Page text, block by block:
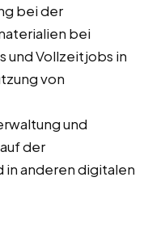
bei der
bei
und Vollzeitjobs in
von
und
der
anderen digitalen